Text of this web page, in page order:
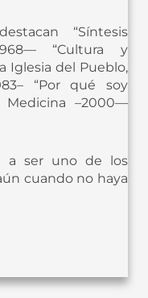
“Síntesis
“Cultura y
Iglesia del Pueblo,
“Por qué soy
Medicina –2000—
a ser uno de los
cuando no haya